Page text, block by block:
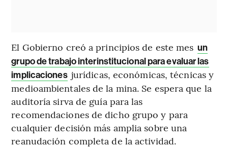
El Gobierno creó a principios de este mes un
grupo de trabajo interinstitucional para evaluar las
implicaciones jurídicas, económicas, técnicas y
medioambientales de la mina. Se espera que la
auditoría sirva de guía para las
recomendaciones de dicho grupo y para
cualquier decisión más amplia sobre una
reanudación completa de la actividad.